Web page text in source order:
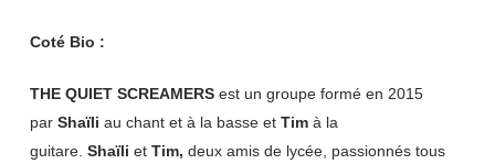
Coté Bio :
THE QUIET SCREAMERSest un groupe formé en 2015
par Shaïli au chant et à la basse etTimà la
guitare. Shaïli et Tim, deux amis de lycée, passionnés tous